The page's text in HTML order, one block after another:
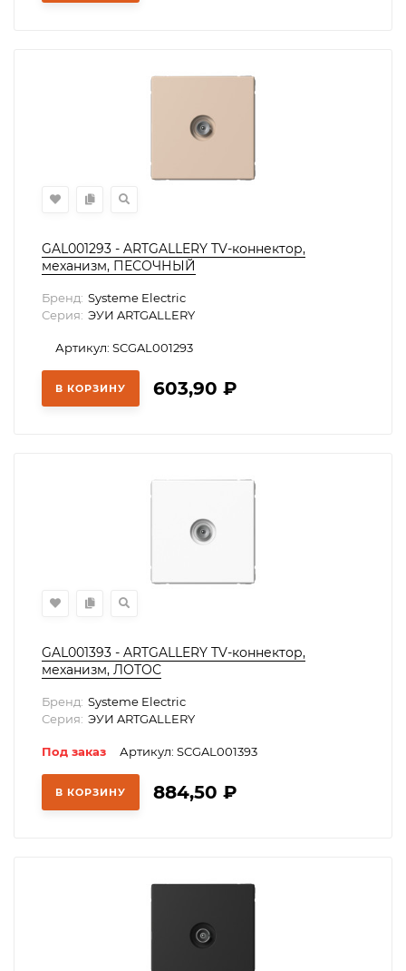
GAL001293 - ARTGALLERY TV-коннектор,
механизм, ПЕСОЧНЫЙ
Бренд: Systeme Electric
Серия: ЭУИ ARTGALLERY
Артикул: SCGAL001293
В КОРЗИНУ 603,90 ₽
GAL001393 - ARTGALLERY TV-коннектор,
механизм, ЛОТОС
Бренд: Systeme Electric
Серия: ЭУИ ARTGALLERY
Под заказ Артикул: SCGAL001393
В КОРЗИНУ 884,50 ₽